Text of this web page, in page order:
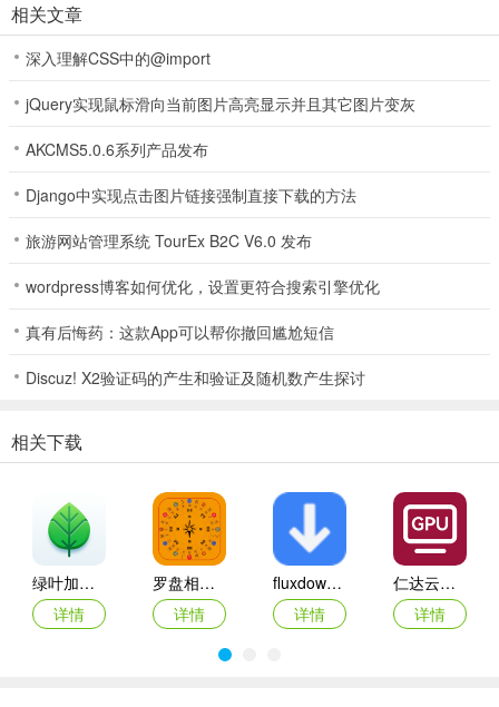
拥有直观、易用的用户界面，保证用户能够快速上手并有效进行音效
调整。界面设计优雅且功能操作简便，通过滑动条和按钮等直观控件
进行设置。
软件亮点
音质需求。
2、音效预设：内置多种音效预设，一键切换，快速体验不同音乐风格
终效果符合个人偏好。
4、麦克风输入调节：根据不同场景需要，灵活调整麦克风的增益，优
软件优势
1、除了自定义选项外，Walk Play还提供了多种预设模式，无论你是
古典音乐爱好者还是电子舞曲追随者，都能找到适合自己的音效风
2、该App能够智能识别不同的使用场景，比如运动、通勤或者放松，
根据场景自动推荐相应的音乐列表和音效设置。
3、Walk Play不仅支持Android设备，同时也兼容iOS平台，无论你使
相关文章
深入理解CSS中的@import
jQuery实现鼠标滑向当前图片高亮显示并且其它图片变灰
AKCMS5.0.6系列产品发布
Django中实现点击图片链接强制直接下载的方法
旅游网站管理系统 TourEx B2C V6.0 发布
wordpress博客如何优化，设置更符合搜索引擎优化
真有后悔药：这款App可以帮你撤回尴尬短信
Discuz! X2验证码的产生和验证及随机数产生探讨
相关下载
绿叶加速器app
详情
罗盘相机app
详情
fluxdown手机版
详情
仁达云电脑app
详情